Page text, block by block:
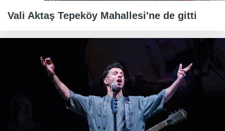
Vali Aktaş Tepeköy Mahallesi'ne de gitti